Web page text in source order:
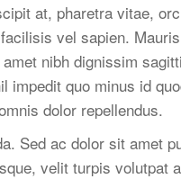
at, pharetra vitae,
vel sapien.
nibh dignissim
impedit quo minus id
dolor repellendus.
Sed ac dolor sit amet
velit turpis volutpat